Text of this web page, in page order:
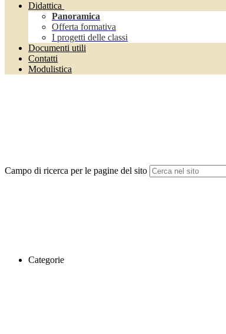
Didattica
Panoramica
Offerta formativa
I progetti delle classi
Documenti utili
Contatti
Modulistica
Campo di ricerca per le pagine del sito
Categorie